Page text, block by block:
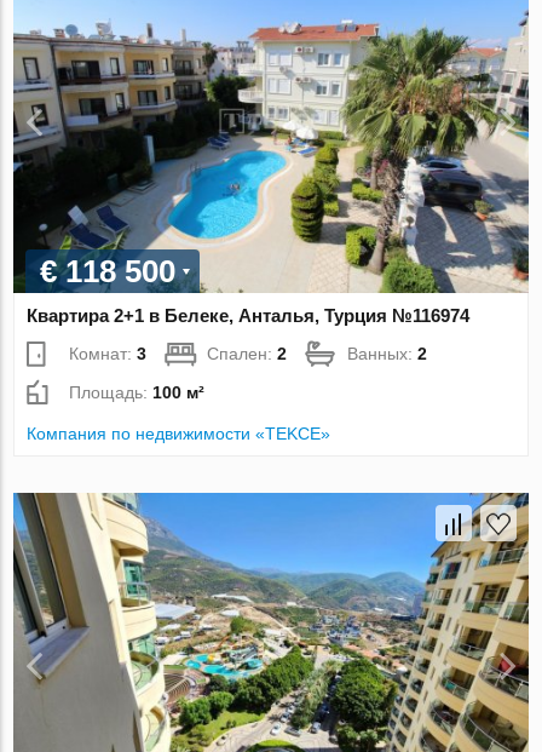
€ 118 500
Квартира 2+1 в Белеке, Анталья, Турция №116974
Комнат:3 Спален:2 Ванных:2
Площадь: 100 м²
Компания по недвижимости «TEKCE»